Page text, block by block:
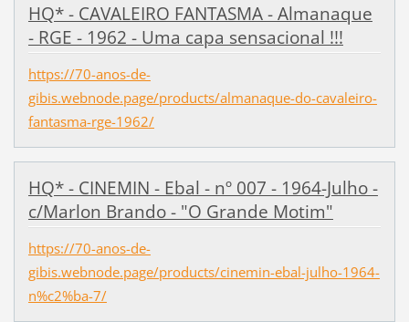
HQ* - CAVALEIRO FANTASMA - Almanaque
- RGE - 1962 - Uma capa sensacional !!!
https://70-anos-de-
gibis.webnode.page/products/almanaque-do-cavaleiro-
fantasma-rge-1962/
HQ* - CINEMIN - Ebal - nº 007 - 1964-Julho -
c/Marlon Brando - "O Grande Motim"
https://70-anos-de-
gibis.webnode.page/products/cinemin-ebal-julho-1964-
n%c2%ba-7/